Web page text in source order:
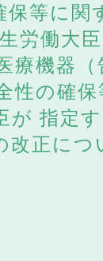
保等に関
労働大
療機器（
性の確保
が 指定す
改正につ